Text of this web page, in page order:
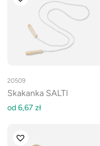
20509
Skakanka SALTI
od 6,67 zł